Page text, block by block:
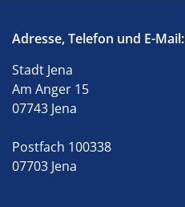
Adresse, Telefon und E-Mail:
Stadt Jena
Am Anger 15
07743 Jena
Postfach 100338
07703 Jena